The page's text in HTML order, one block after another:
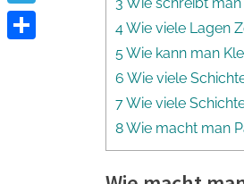
3 Wie schreibt
4 Wie viele Lagen
5 Wie kann man
6 Wie viele
7 Wie viele
8 Wie macht man
Telegram